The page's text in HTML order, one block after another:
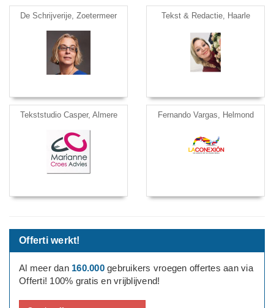
De Schrijverije, Zoetermeer Tekst & Redactie, Haarle
Tekststudio Casper, Almere Fernando Vargas, Helmond
Offerti werkt!
Al meer dan 160.000gebruikers vroegen offertes aan via
Offerti! 100% gratis en vrijblijvend!